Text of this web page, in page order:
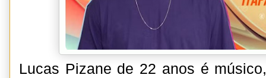
Lucas Pizane de 22 anos é